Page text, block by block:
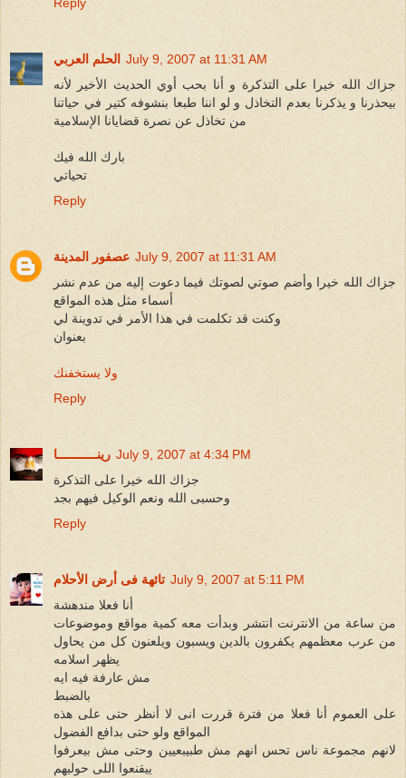
الحلم العربي
July 9, 2007 at 11:31 AM
جزاك الله خيرا على التذكرة و أنا بحب أوي الحديث الأخير لأنه
بيحذرنا و يذكرنا بعدم التخاذل و لو اننا طبعا بنشوفه كتير في حياتنا
من تخاذل عن نصرة قضايانا الإسلامية
بارك الله فيك
تحياتي
Reply
عصفور المدينة July 9, 2007 at 11:31 AM
جزاك الله خيرا وأضم صوتي لصوتك فيما دعوت إليه من عدم نشر
أسماء مثل هذه المواقع
وكنت قد تكلمت في هذا الأمر في تدوينة لي
بعنوان
ولا يستخفنك
Reply
رينـــــــــــا July 9, 2007 at 4:34 PM
جزاك الله خيرا على التذكرة
وحسبى الله ونعم الوكيل فيهم بجد
Reply
تائهة فى أرض الأحلام July 9, 2007 at 5:11 PM
أنا فعلا مندهشة
من ساعة من الانترنت انتشر وبدأت معه كمية مواقع وموضوعات
من عرب معظمهم يكفرون بالدين ويسبون ويلعنون كل من يحاول
يظهر اسلامه
مش عارفة فيه ايه
بالضبط
على العموم أنا فعلا من فترة قررت انى لا أنظر حتى على هذه
المواقع ولو حتى بدافع الفضول
لانهم مجموعة ناس تحس انهم مش طبيبعيين وحتى مش بيعرفوا
ييقنعوا اللى حوليهم